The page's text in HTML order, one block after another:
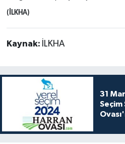
(İLKHA)
Kaynak: İLKHA
31
Seçim